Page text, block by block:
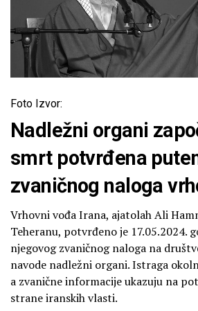
Foto Izvor:
Nadležni organi
smrt potvrđena
zvaničnog naloga
Vrhovni vođa Irana, ajatolah Ali
Teheranu, potvrđeno je 17.05.2024.
njegovog zvaničnog naloga na
navode nadležni organi. Istraga
a zvanične informacije ukazuju na
strane iranskih vlasti.